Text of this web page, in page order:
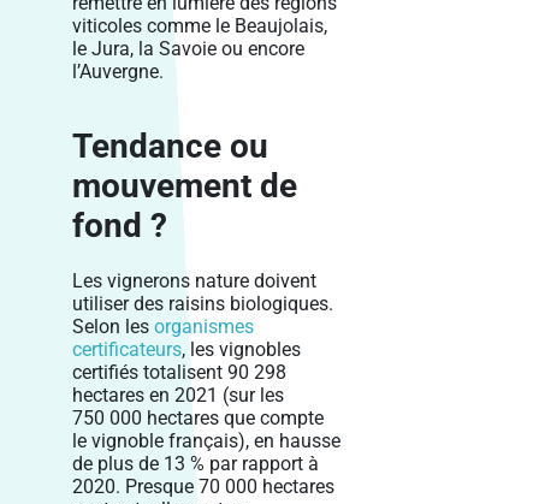
viticoles comme le Beaujolais,
le Jura, la Savoie ou encore
l’Auvergne.
Tendance ou
mouvement de
fond ?
Les vignerons nature doivent
utiliser des raisins biologiques.
Selon les organismes
certificateurs, les vignobles
certifiés totalisent 90 298
hectares en 2021 (sur les
750 000 hectares que compte
le vignoble français), en hausse
de plus de 13 % par rapport à
2020. Presque 70 000 hectares